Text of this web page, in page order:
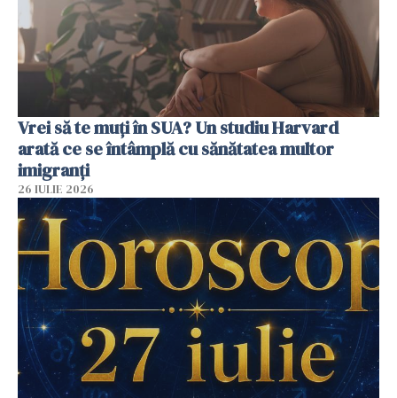
Vrei să te muți în SUA? Un studiu Harvard
arată ce se întâmplă cu sănătatea multor
imigranți
26 IULIE 2026